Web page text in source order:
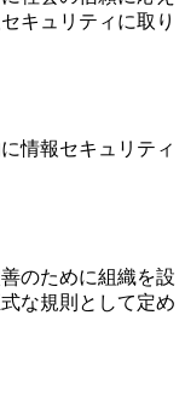
キュリティに取り
情報セキュリティ
のために組織を設
な規則として定め